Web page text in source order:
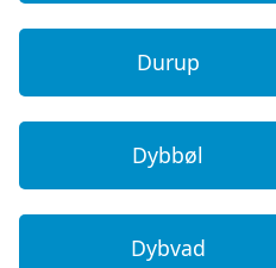
Durup
Dybbøl
Dybvad